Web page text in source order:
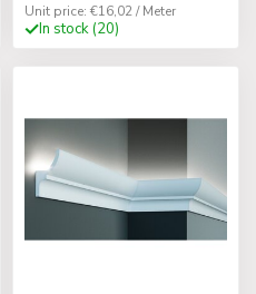
Unit price: €16,02 / Meter
In stock (20)